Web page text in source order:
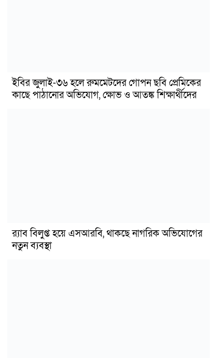
ইবির জুলাই-৩৬ হলে রুমমেটদের গোপন ছবি প্রেমিকের
কাছে পাঠানোর অভিযোগ, ক্ষোভ ও আতঙ্ক শিক্ষার্থীদের
র‍্যাব বিলুপ্ত হয়ে এসআরবি, থাকছে নাগরিক অভিযোগের
নতুন ব্যবস্থা